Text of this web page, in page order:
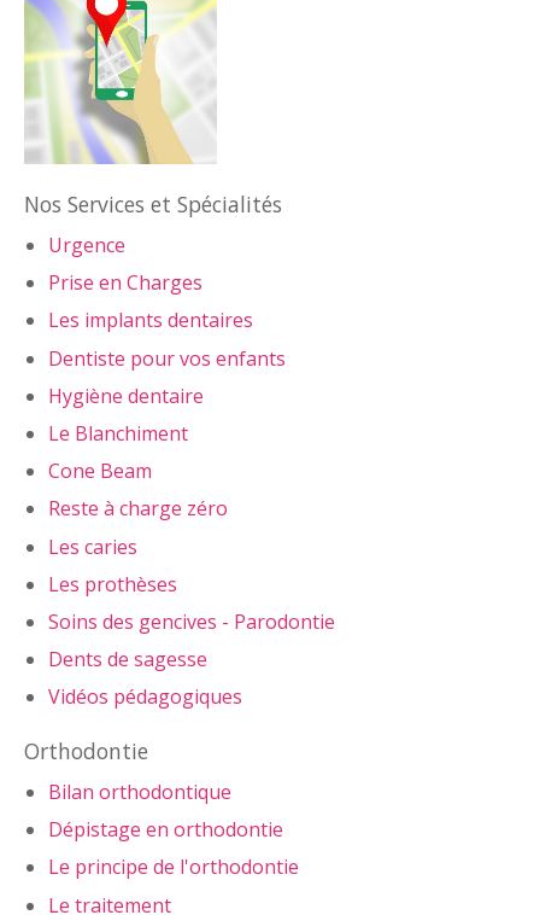
Nos Services et Spécialités
Urgence
Prise en Charges
Les implants dentaires
Dentiste pour vos enfants
Hygiène dentaire
Le Blanchiment
Cone Beam
Reste à charge zéro
Les caries
Les prothèses
Soins des gencives - Parodontie
Dents de sagesse
Vidéos pédagogiques
Orthodontie
Bilan orthodontique
Dépistage en orthodontie
Le principe de l'orthodontie
Le traitement